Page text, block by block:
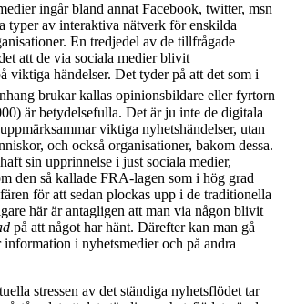
ingår bland annat Facebook, twitter, msn
typer av interaktiva nätverk för enskilda
En tredjedel av de tillfrågade
att de via sociala medier blivit
viktiga händelser. Det tyder på att det som i
brukar kallas opinionsbildare eller fyrtorn
är betydelsefulla. Det är ju inte de digitala
viktiga nyhetshändelser, utan
och också organisationer, bakom dessa.
sin upprinnelse i just sociala medier,
den så kallade FRA-lagen som i hög grad
för att sedan plockas upp i de traditionella
här är antagligen att man via någon blivit
på att något har hänt. Därefter kan man gå
information i nyhetsmedier och på andra
stressen av det ständiga nyhetsflödet tar